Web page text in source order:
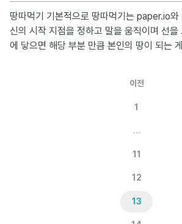
이 장남이나 장녀와 같은 가장 나이가 많은 자녀가 가족의 부모 역
할로 선택되나, 장애 아동이 있는 경우 자녀
땅따먹기 기본적으로 땅따먹기는 paper.io와 같이 넓은 땅 위에 자
신의 시작 지점을 정하고 말을 움직이며 선을
에 닿으면 해당 부분 만큼 본인의 땅이 되는 게임이다.
서 사용되는 컴퓨터 그래픽스 및 이미지 처리
점에서부터 인접한 영역을 찾아 동일한 색으
이전
1
…
11
12
13